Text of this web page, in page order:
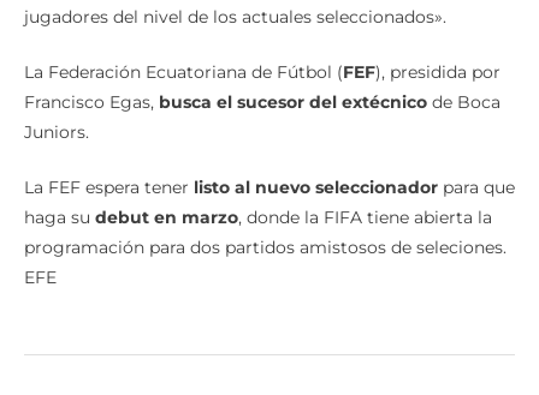
jugadores del nivel de los actuales seleccionados».
La Federación Ecuatoriana de Fútbol (FEF), presidida por
Francisco Egas, busca el sucesor del extécnico de Boca
Juniors.
La FEF espera tener listo al nuevo seleccionador para que
haga su debut en marzo, donde la FIFA tiene abierta la
programación para dos partidos amistosos de seleciones.
EFE